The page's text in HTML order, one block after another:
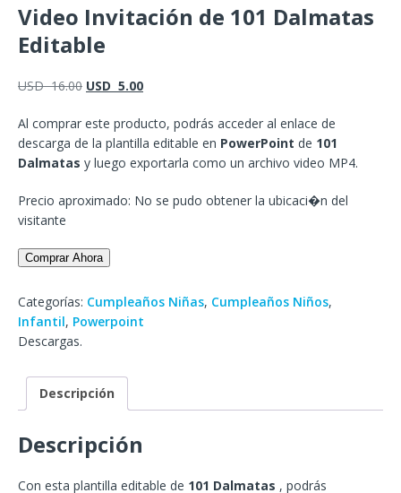
Video Invitación de 101 Dalmatas
Editable
USD16.00 USD 5.00
Al comprar este producto, podrás acceder al enlace de
descarga de la plantilla editable en PowerPoint de 101
Dalmatas y luego exportarla como un archivo video MP4.
Precio aproximado: No se pudo obtener la ubicaci�n del
visitante
Comprar Ahora
Categorías: Cumpleaños Niñas, Cumpleaños Niños,
Infantil, Powerpoint
Descargas.
Descripción
Descripción
Con esta plantilla editable de 101 Dalmatas , podrás